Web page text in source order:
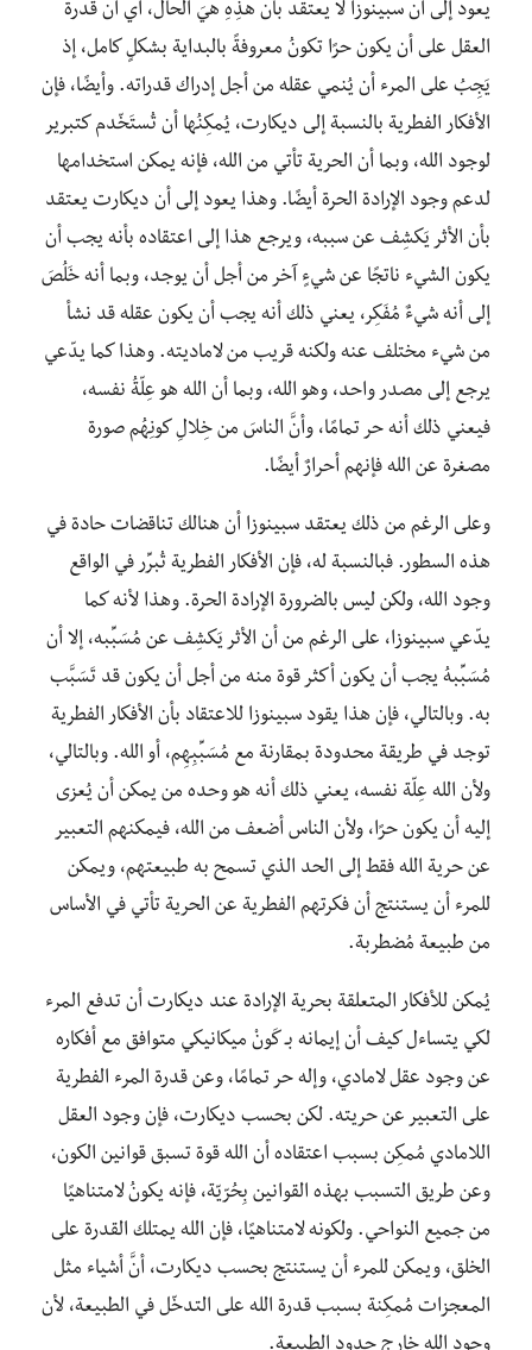
يعود إلى أن سبينوزا لا يعتقد بأن هذِهِ هيَ الحال، أي أن قدرة
العقل على أن يكون حرًا تكونُ معروفةً بالبداية بشكلٍ كامل، إذ
يَجِبُ على المرء أن يُنمي عقله من أجل إدراك قدراته. وأيضًا، فإن
الأفكار الفطرية بالنسبة إلى ديكارت، يُمكِنُها أن تُستَخّدم كتبرير
لوجود الله، وبما أن الحرية تأتي من الله، فإنه يمكن استخدامها
لدعم وجود الإرادة الحرة أيضًا. وهذا يعود إلى أن ديكارت يعتقد
بأن الأثر يَكشِف عن سببه، ويرجع هذا إلى اعتقاده بأنه يجب أن
يكون الشيء ناتجًا عن شيءٍ آخر من أجل أن يوجد، وبما أنه خَلُصَ
إلى أنه شيءٌ مُفَكِر، يعني ذلك أنه يجب أن يكون عقله قد نشأ
من شيء مختلف عنه ولكنه قريب من لاماديته. وهذا كما يدّعي
يرجع إلى مصدر واحد، وهو الله، وبما أن الله هو عِلّةُ نفسه،
فيعني ذلك أنه حر تمامًا، وأنَّ الناسَ من خِلالِ كونِهُم صورة
مصغرة عن الله فإنهم أحرارٌ أيضًا.
وعلى الرغم من ذلك يعتقد سبينوزا أن هنالك تناقضات حادة في
هذه السطور. فبالنسبة له، فإن الأفكار الفطرية تُبرِّر في الواقع
وجود الله، ولكن ليس بالضرورة الإرادة الحرة. وهذا لأنه كما
يدّعي سبينوزا، على الرغم من أن الأثر يَكشِف عن مُسَبِّبه، إلا أن
مُسَبِّبهُ يجب أن يكون أكثر قوة منه من أجل أن يكون قد تَسَبَّب
به. وبالتالي، فإن هذا يقود سبينوزا للاعتقاد بأن الأفكار الفطرية
توجد في طريقة محدودة بمقارنة مع مُسَبِّبِهِم، أو الله. وبالتالي،
ولأن الله عِلّة نفسه، يعني ذلك أنه هو وحده من يمكن أن يُعزى
إليه أن يكون حرًا، ولأن الناس أضعف من الله، فيمكنهم التعبير
عن حرية الله فقط إلى الحد الذي تسمح به طبيعتهم، ويمكن
للمرء أن يستنتج أن فكرتهم الفطرية عن الحرية تأتي في الأساس
من طبيعة مُضطربة.
يُمكن للأفكار المتعلقة بحرية الإرادة عند ديكارت أن تدفع المرء
لكي يتساءل كيف أن إيمانه بـ كَونْ ميكانيكي متوافق مع أفكاره
عن وجود عقل لامادي، وإله حر تمامًا، وعن قدرة المرء الفطرية
على التعبير عن حريته. لكن بحسب ديكارت، فإن وجود العقل
اللامادي مُمكِن بسبب اعتقاده أن الله قوة تسبق قوانين الكون،
وعن طريق التسبب بهذه القوانين بِحُرّيّة، فإنه يكونُ لامتناهيًا
من جميع النواحي. ولكونه لامتناهيًا، فإن الله يمتلك القدرة على
الخلق، ويمكن للمرء أن يستنتج بحسب ديكارت، أنَّ أشياء مثل
المعجزات مُمكِنة بسبب قدرة الله على التدخّل في الطبيعة، لأن